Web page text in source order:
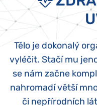
Tělo je dokonalý
vyléčit. Stačí mu
se nám začne
nahromadí větší
či nepřírodních